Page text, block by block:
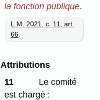
la fonction publique.
L.M. 2021, c. 11, art.
66
Attributions
11
Le comité
est chargé :